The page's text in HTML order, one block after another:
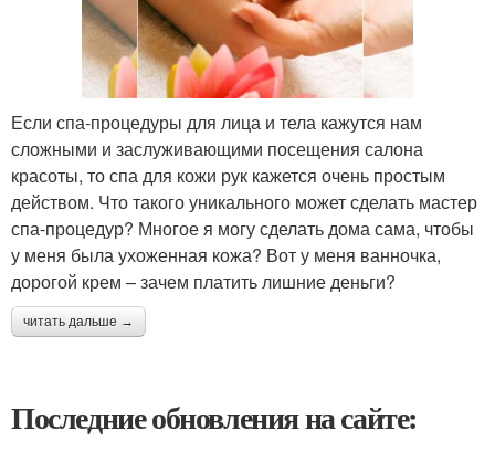
Если спа-процедуры для лица и тела кажутся нам
сложными и заслуживающими посещения салона
красоты, то спа для кожи рук кажется очень простым
действом. Что такого уникального может сделать мастер
спа-процедур? Многое я могу сделать дома сама, чтобы
у меня была ухоженная кожа? Вот у меня ванночка,
дорогой крем – зачем платить лишние деньги?
читать дальше →
Последние обновления на сайте: